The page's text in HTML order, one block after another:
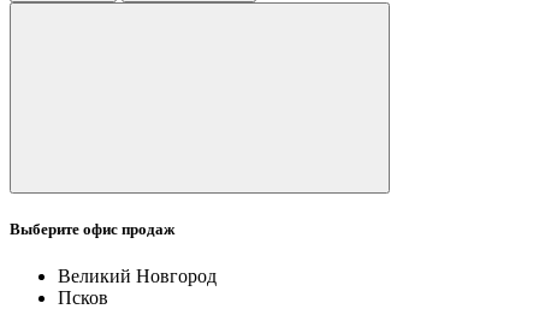
Выберите офис продаж
Великий Новгород
Псков